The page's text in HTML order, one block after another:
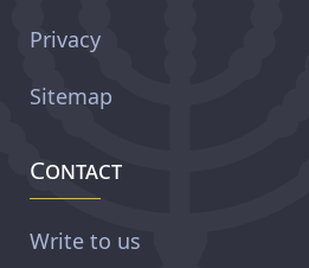
Privacy
Sitemap
Contact
Write to us